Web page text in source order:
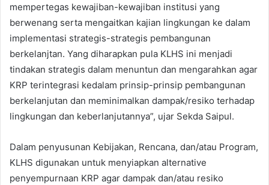
mempertegas kewajiban-kewajiban institusi yang
berwenang serta mengaitkan kajian lingkungan ke dalam
implementasi strategis-strategis pembangunan
berkelanjtan. Yang diharapkan pula KLHS ini menjadi
tindakan strategis dalam menuntun dan mengarahkan agar
KRP terintegrasi kedalam prinsip-prinsip pembangunan
berkelanjutan dan meminimalkan dampak/resiko terhadap
lingkungan dan keberlanjutannya”, ujar Sekda Saipul.
Dalam penyusunan Kebijakan, Rencana, dan/atau Program,
KLHS digunakan untuk menyiapkan alternative
penyempurnaan KRP agar dampak dan/atau resiko